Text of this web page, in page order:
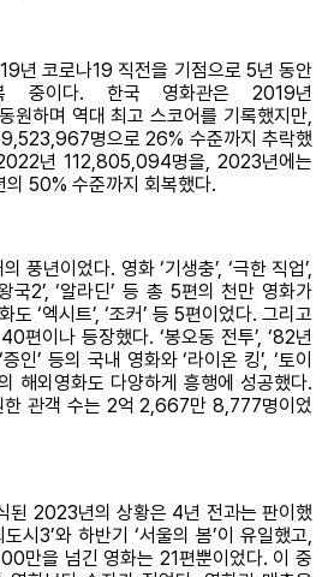
년 코로나19 직전을 기점으로 5년 동안
중이다. 한국 영화관은 2019년
하며 역대 최고 스코어를 기록했지만,
명으로 26% 수준까지 추락했
년 112,805,094명을, 2023년에는
50% 수준까지 회복했다.
풍년이었다. 영화 ‘기생충’, ‘극한 직업’,
국2’, ‘알라딘’ 등 총 5편의 천만 영화가
‘엑시트’, ‘조커’ 등 5편이었다. 그리고
편이나 등장했다. ‘봉오동 전투’, ‘82년
증인’ 등의 국내 영화와 ‘라이온 킹’, ‘토이
의 해외영화도 다양하게 흥행에 성공했다.
관객 수는 2억 2,667만 8,777명이었
된 2023년의 상황은 4년 전과는 판이했
시3’와 하반기 ‘서울의 봄’이 유일했고,
만을 넘긴 영화는 21편뿐이었다. 이 중